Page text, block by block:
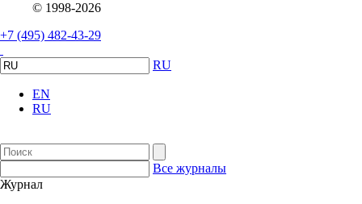
© 1998-2026
+7 (495) 482-43-29
RU
EN
RU
Все журналы
Журнал